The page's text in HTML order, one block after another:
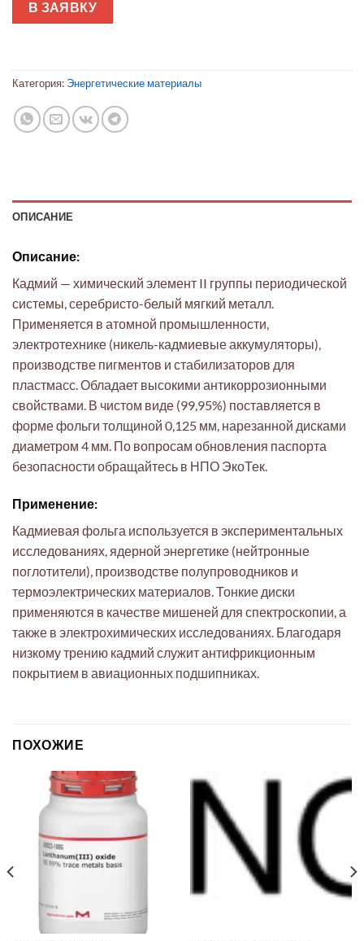
В ЗАЯВКУ
Категория: Энергетические материалы
ОПИСАНИЕ
Описание:
Кадмий — химический элемент II группы периодической
системы, серебристо-белый мягкий металл.
Применяется в атомной промышленности,
электротехнике (никель-кадмиевые аккумуляторы),
производстве пигментов и стабилизаторов для
пластмасс. Обладает высокими антикоррозионными
свойствами. В чистом виде (99,95%) поставляется в
форме фольги толщиной 0,125 мм, нарезанной дисками
диаметром 4 мм. По вопросам обновления паспорта
безопасности обращайтесь в НПО ЭкоТек.
Применение:
Кадмиевая фольга используется в экспериментальных
исследованиях, ядерной энергетике (нейтронные
поглотители), производстве полупроводников и
термоэлектрических материалов. Тонкие диски
применяются в качестве мишеней для спектроскопии, а
также в электрохимических исследованиях. Благодаря
низкому трению кадмий служит антифрикционным
покрытием в авиационных подшипниках.
ПОХОЖИЕ